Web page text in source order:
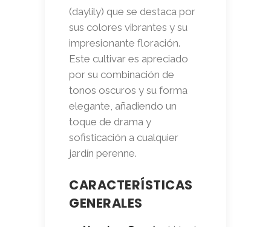
(daylily) que se destaca por
sus colores vibrantes y su
impresionante floración.
Este cultivar es apreciado
por su combinación de
tonos oscuros y su forma
elegante, añadiendo un
toque de drama y
sofisticación a cualquier
jardín perenne.
CARACTERÍSTICAS
GENERALES